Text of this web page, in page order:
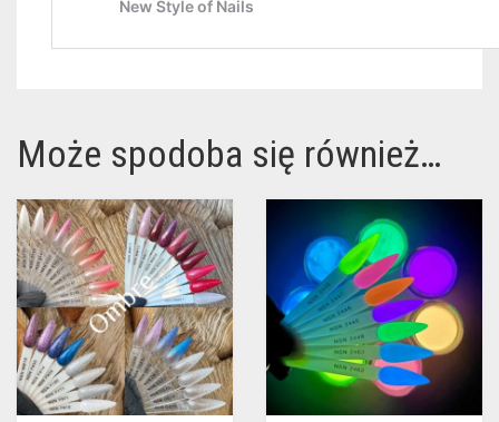
Może spodoba się również…